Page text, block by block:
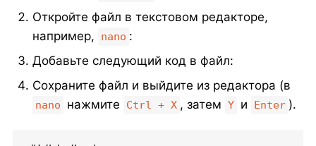
Откройте файл в текстовом редакторе,
например,
nano :
Добавьте следующий код в файл:
Сохраните файл и выйдите из редактора (в
nano нажмите Ctrl + X , затем Y и Enter ).